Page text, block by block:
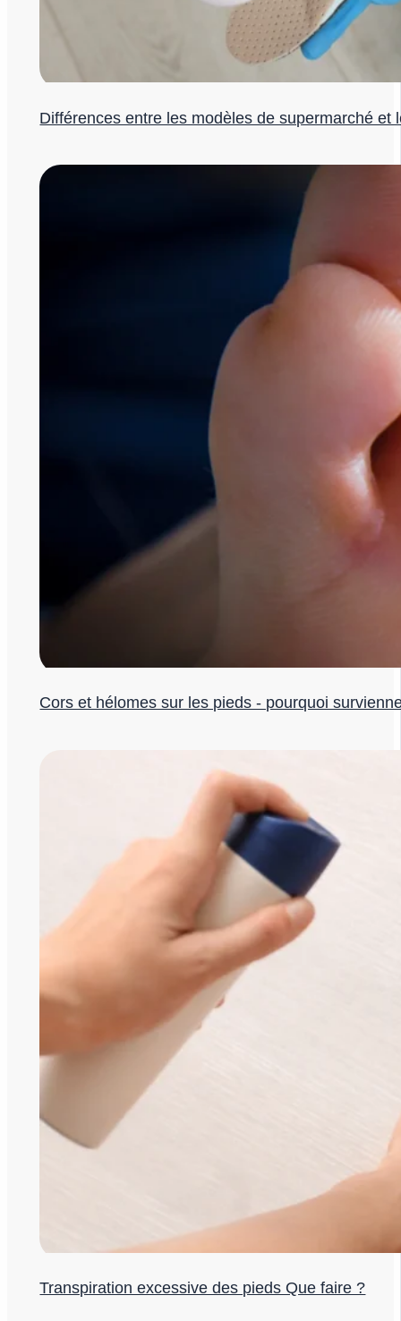
Différences entre les modèles de supermarché et
Cors et hélomes sur les pieds - pourquoi
Transpiration excessive des pieds Que faire ?